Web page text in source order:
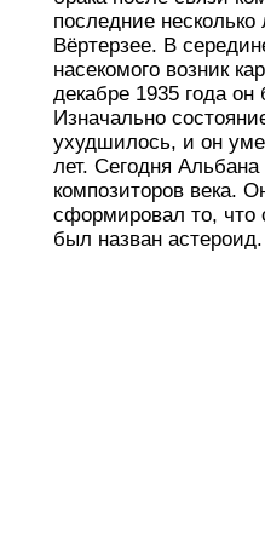
последние
Вёртерзее. В
насекомого возник
декабре 1935 года
Изначально
ухудшилось, и он
лет. Сегодня
композиторов века.
сформировал то, что
был назван астероид.